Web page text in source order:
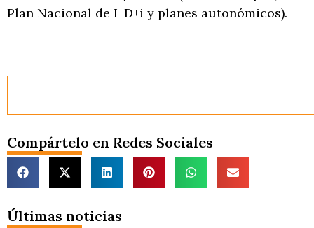
Plan Nacional de I+D+i y planes autonómicos).
Compártelo en Redes Sociales
Últimas noticias